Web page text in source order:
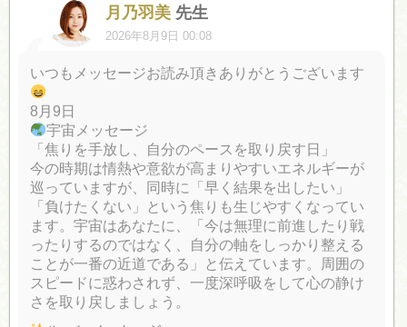
月乃羽美 先生
2026年8月9日 00:08
いつもメッセージお読み頂きありがとうございます
8月9日
宇宙メッセージ
「焦りを手放し、自分のペースを取り戻す日」
今の時期は情熱や意欲が高まりやすいエネルギーが
巡っていますが、同時に「早く結果を出したい」
「負けたくない」という焦りも生じやすくなってい
ます。宇宙はあなたに、「今は無理に前進したり戦
ったりするのではなく、自分の軸をしっかり整える
ことが一番の近道である」と伝えています。周囲の
スピードに惑わされず、一度深呼吸をして心の静け
さを取り戻しましょう。